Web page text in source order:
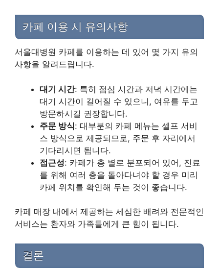
카페 이용 시 유의사항
서울대병원 카페를 이용하는 데 있어 몇 가지 유의
사항을 알려드립니다.
대기 시간: 특히 점심 시간과 저녁 시간에는
대기 시간이 길어질 수 있으니, 여유를 두고
방문하시길 권장합니다.
주문 방식: 대부분의 카페 메뉴는 셀프 서비
스 방식으로 제공되므로, 주문 후 자리에서
기다리시면 됩니다.
접근성: 카페가 층 별로 분포되어 있어, 진료
를 위해 여러 층을 돌아다녀야 할 경우 미리
카페 위치를 확인해 두는 것이 좋습니다.
카페 매장 내에서 제공하는 세심한 배려와 전문적인
서비스는 환자와 가족들에게 큰 힘이 됩니다.
결론